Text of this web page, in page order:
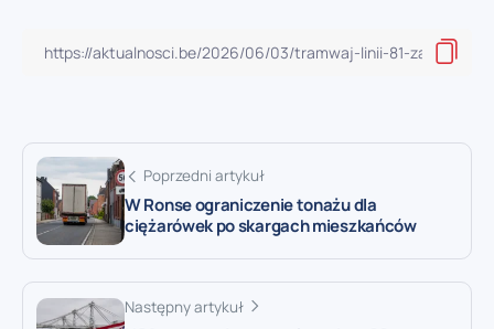
Poprzedni artykuł
W Ronse ograniczenie tonażu dla
ciężarówek po skargach mieszkańców
Następny artykuł